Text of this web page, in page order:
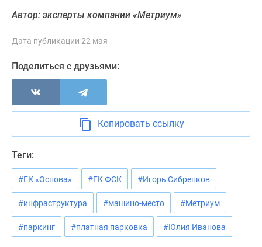
Автор: эксперты компании «Метриум»
Дата публикации 22 мая
Поделиться с друзьями:
Копировать ссылку
Теги:
#ГК «Основа» #ГК ФСК #Игорь Сибренков
#инфраструктура #машино-место #Метриум
#паркинг #платная парковка #Юлия Иванова